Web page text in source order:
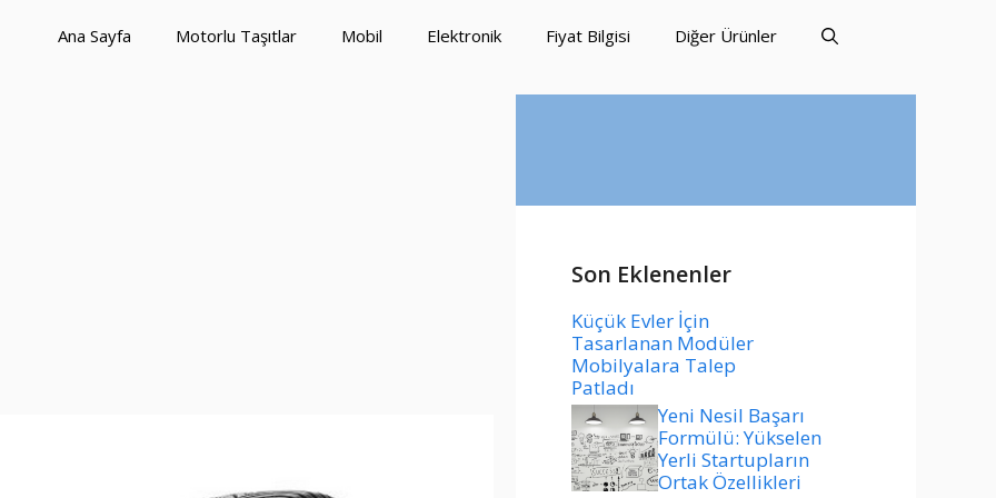
Ana Sayfa Motorlu Taşıtlar Mobil Elektronik Fiyat Bilgisi Diğer Ürünler
Son Eklenenler
Küçük Evler İçin
Tasarlanan Modüler
Mobilyalara Talep
Patladı
Yeni Nesil Başarı
Formülü: Yükselen
Yerli Startupların
Ortak Özellikleri